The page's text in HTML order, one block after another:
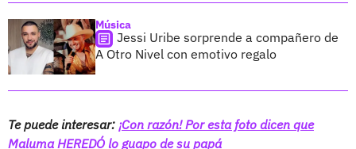
Música
Jessi Uribe sorprende a compañero de
A Otro Nivel con emotivo regalo
Te puede interesar: ¡Con razón! Por esta foto dicen que
Maluma HEREDÓ lo guapo de su papá